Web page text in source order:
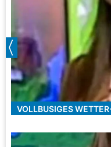
VOLLBUSIGES